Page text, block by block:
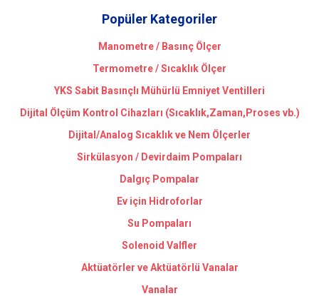
Popüler Kategoriler
Manometre / Basınç Ölçer
Termometre / Sıcaklık Ölçer
YKS Sabit Basınçlı Mühürlü Emniyet Ventilleri
Dijital Ölçüm Kontrol Cihazları (Sıcaklık,Zaman,Proses vb.)
Dijital/Analog Sıcaklık ve Nem Ölçerler
Sirkülasyon / Devirdaim Pompaları
Dalgıç Pompalar
Ev için Hidroforlar
Su Pompaları
Solenoid Valfler
Aktüatörler ve Aktüatörlü Vanalar
Vanalar